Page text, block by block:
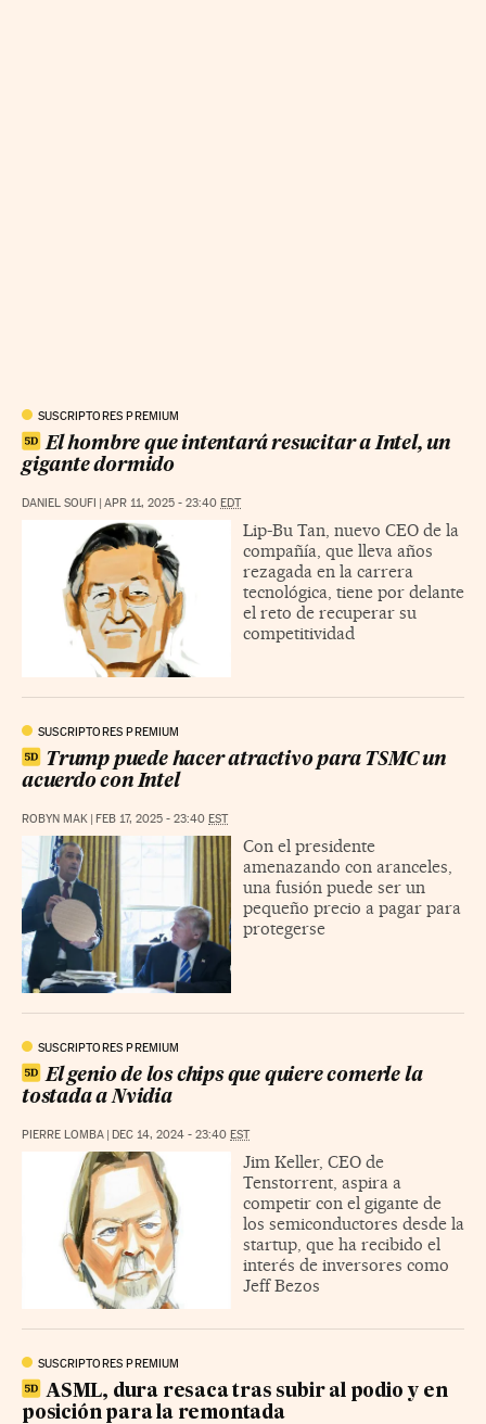
SUSCRIPTORES PREMIUM
El hombre que intentará resucitar a Intel, un
gigante dormido
DANIEL SOUFI | APR 11, 2025 - 23:40 EDT
Lip-Bu Tan, nuevo CEO de la
compañía, que lleva años
rezagada en la carrera
tecnológica, tiene por delante
el reto de recuperar su
competitividad
SUSCRIPTORES PREMIUM
Trump puede hacer atractivo para TSMC un
acuerdo con Intel
ROBYN MAK | FEB 17, 2025 - 23:40 EST
Con el presidente
amenazando con aranceles,
una fusión puede ser un
pequeño precio a pagar para
protegerse
SUSCRIPTORES PREMIUM
El genio de los chips que quiere comerle la
tostada a Nvidia
PIERRE LOMBA | DEC 14, 2024 - 23:40 EST
Jim Keller, CEO de
Tenstorrent, aspira a
competir con el gigante de
los semiconductores desde la
startup, que ha recibido el
interés de inversores como
Jeff Bezos
SUSCRIPTORES PREMIUM
ASML, dura resaca tras subir al podio y en
posición para la remontada